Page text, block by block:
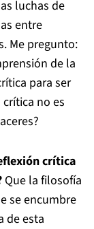
luchas de
entre
Me pregunto:
de la
para ser
no es
crítica
Que la filosofía
se encumbre
de esta